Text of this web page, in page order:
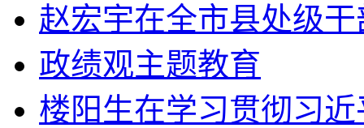
赵宏宇在全市县处级
政绩观主题教育
楼阳生在学习贯彻习